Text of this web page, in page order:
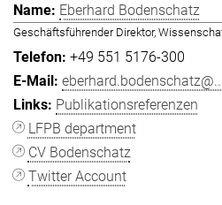
Eberhard Bodenschatz
Geschäftsführender Direktor,
+49 551 5176-300
eberhard.bodenschatz@...
Publikationsreferenzen
LFPB department
CV Bodenschatz
Twitter Account